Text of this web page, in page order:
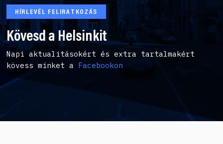
HÍRLEVÉL FELIRATKOZÁS
Kövesd a Helsinkit
Napi aktualitásokért és extra tartalmakért
kövess minket a Facebookon